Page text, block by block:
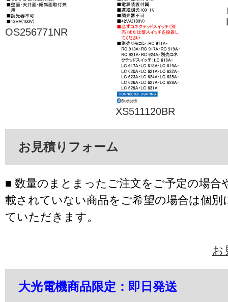
OS256771NR
XS511120BR
お見積りフォーム
■ 数量のまとまったご注文をご予定の場合
載されていない商品をご希望の場合は個別
ていただきます。
お
大光電機商品限定：即日発送